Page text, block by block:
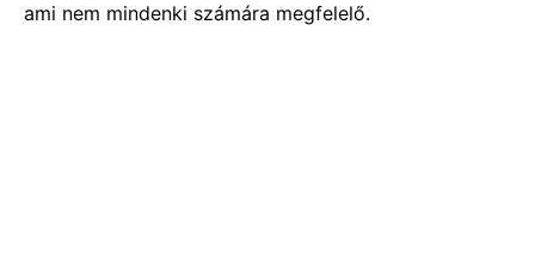
ami nem mindenki számára megfelelő.